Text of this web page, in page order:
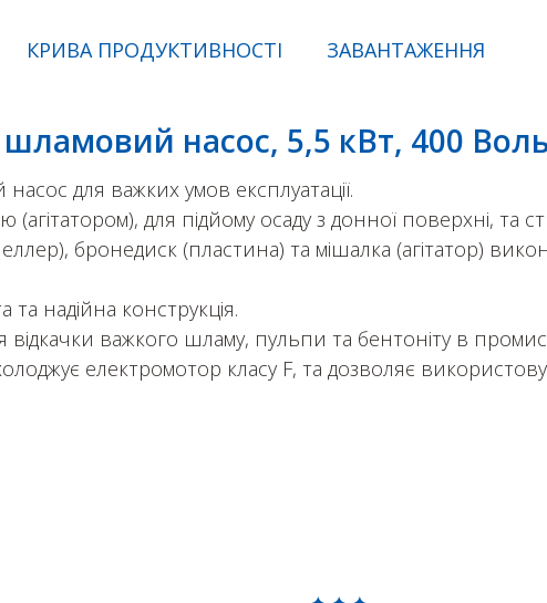
КРИВА ПРОДУКТИВНОСТІ ЗАВАНТАЖЕННЯ
насос, 5,5 кВт, 400
для важких умов експлуатації.
для підйому осаду з донної поверхні, та
бронедиск (пластина) та мішалка (агітатор)
надійна конструкція.
відкачки важкого шламу, пульпи та бентоніту в
електромотор класу F, та дозволяє